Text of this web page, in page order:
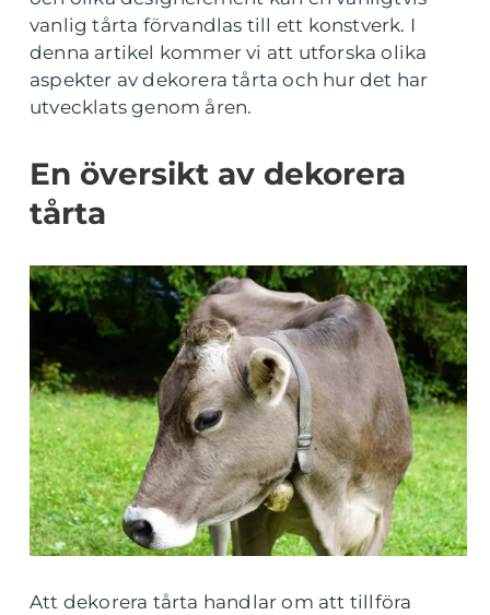
vanlig tårta förvandlas till ett konstverk. I
denna artikel kommer vi att utforska olika
aspekter av dekorera tårta och hur det har
utvecklats genom åren.
En översikt av dekorera
tårta
Att dekorera tårta handlar om att tillföra